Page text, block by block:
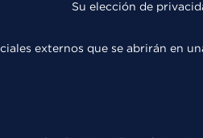
Su elección de
externos que se abrirán en